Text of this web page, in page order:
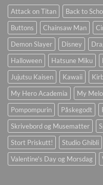
Attack on Titan Back to
Buttons
Chainsaw Man
Demon Slayer
Disney
Halloween
Hatsune Miku
Jujutsu Kaisen
Kawaii
My Hero Academia
My
Pompompurin
Påskegodt
Skrivebord og Musematter
Stort Priskutt!
Studio Ghibli
Valentine's Day og Morsdag